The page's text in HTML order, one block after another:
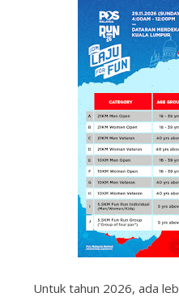
Untuk tahun 2026, ada